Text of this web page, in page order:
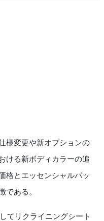
様変更や新オプションの
ける新ボディカラーの追
格とエッセンシャルパッ
である。
てリクライニングシート